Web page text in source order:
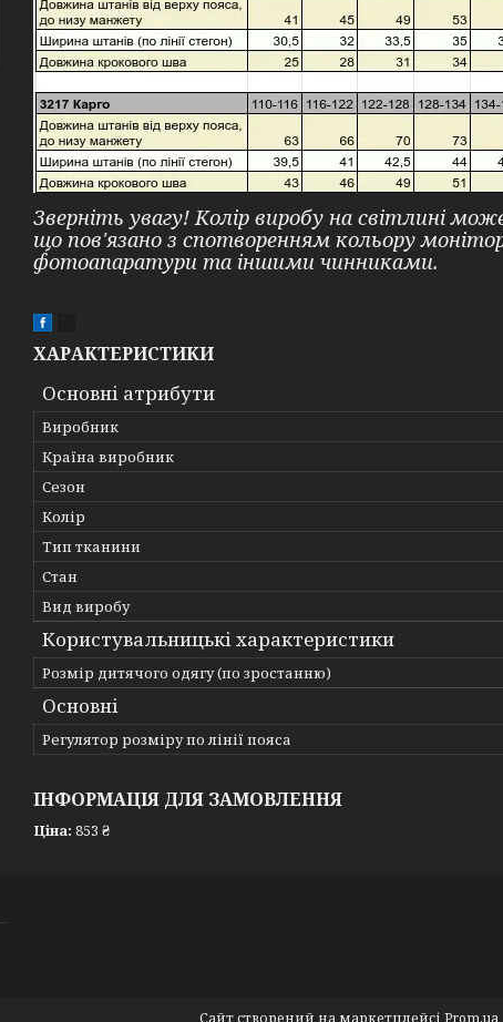
Зверніть увагу! Колір виробу на світлині
що пов'язано з спотворенням кольору
фотоапаратури та іншими чинниками.
ХАРАКТЕРИСТИКИ
Основні атрибути
Виробник
Країна виробник
Сезон
Колір
Тип тканини
Стан
Вид виробу
Користувальницькі характеристики
Розмір дитячого одягу (по зростанню)
Основні
Регулятор розміру по лінії пояса
ІНФОРМАЦІЯ ДЛЯ ЗАМОВЛЕННЯ
Ціна: 853 ₴